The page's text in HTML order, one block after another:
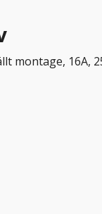
montage, 16A,